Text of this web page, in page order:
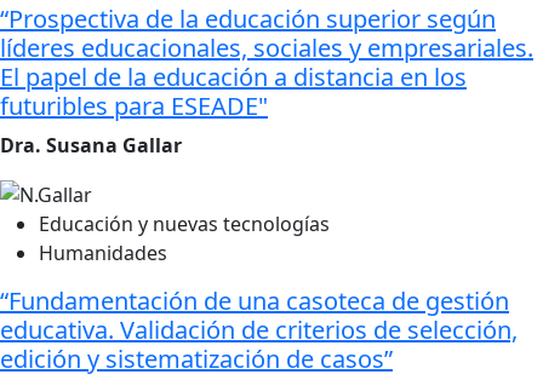
“Prospectiva de la educación superior según
líderes educacionales, sociales y empresariales.
El papel de la educación a distancia en los
futuribles para ESEADE"
Dra. Susana Gallar
Educación y nuevas tecnologías
Humanidades
“Fundamentación de una casoteca de gestión
educativa. Validación de criterios de selección,
edición y sistematización de casos”